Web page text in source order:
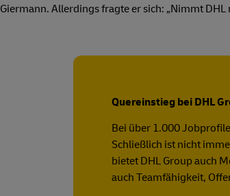
Giermann. Allerdings fragte er sich: „Nimmt
Quereinstieg bei DHL
Bei über 1.000
Schließlich ist nicht
bietet DHL Group auch
auch Teamfähigkeit,